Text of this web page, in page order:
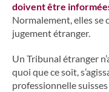
doivent être
Normalement, elles se
jugement étranger.
Un Tribunal étranger
quoi que ce soit,
professionnelle